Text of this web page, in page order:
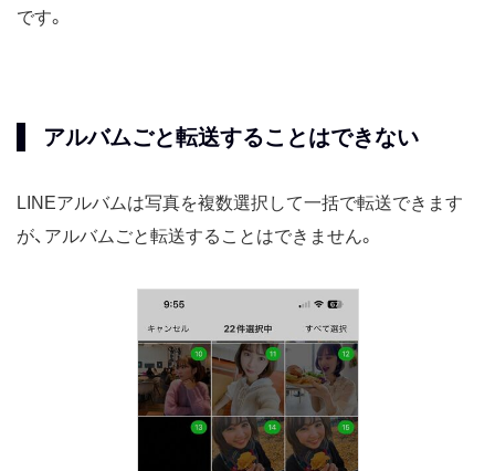
です。
アルバムごと転送することはできない
LINEアルバムは写真を複数選択して一括で転送できます
が、アルバムごと転送することはできません。